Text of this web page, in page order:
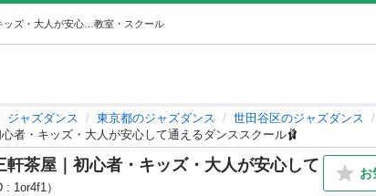
教室・スクール
ジャズダンス 東京都のジャズダンス
世田谷区のジャズダンス
者・キッズ・大人が安心して通えるダンススクール🩰
茶屋｜初心者・キッズ・大人が安心して
: 1or4f1）
お